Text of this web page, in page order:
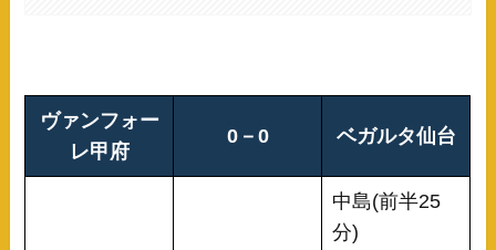
ヴァンフォー
レ甲府
0－0 ベガルタ仙台
中島(前半25
分)